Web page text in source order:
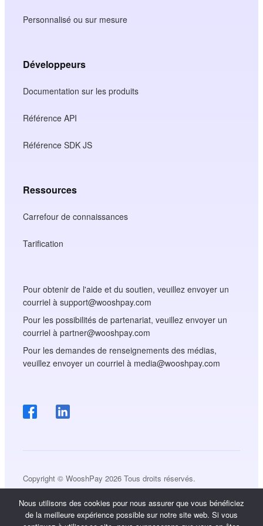
Personnalisé ou sur mesure
Développeurs
Documentation sur les produits
Référence API
Référence SDK JS
Ressources
Carrefour de connaissances
Tarification
Pour obtenir de l'aide et du soutien, veuillez envoyer un
courriel à support@wooshpay.com
Pour les possibilités de partenariat, veuillez envoyer un
courriel à partner@wooshpay.com
Pour les demandes de renseignements des médias,
veuillez envoyer un courriel à media@wooshpay.com
Copyright © WooshPay 2026 Tous droits réservés.
Nous utilisons des cookies pour nous assurer que vous bénéficiez
de la meilleure expérience possible sur notre site web. Si vous